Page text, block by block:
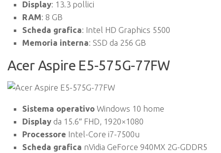
Display: 13.3 pollici
RAM: 8 GB
Scheda grafica: Intel HD Graphics 5500
Memoria interna: SSD da 256 GB
Acer Aspire E5-575G-77FW
Sistema operativo Windows 10 home
Display da 15.6″ FHD, 1920×1080
Processore Intel-Core i7-7500u
Scheda grafica nVidia GeForce 940MX 2G-GDDR5